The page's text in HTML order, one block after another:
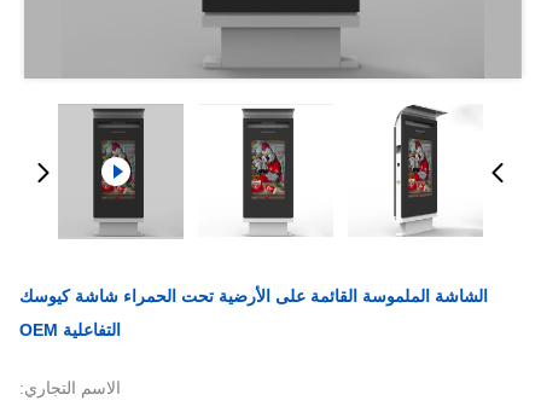
الشاشة الملموسة القائمة على الأرضية تحت الحمراء شاشة كيوسك
التفاعلية OEM
الاسم التجاري: